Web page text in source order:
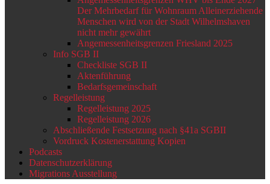
Der Mehrbedarf für Wohnraum Alleinerziehende
Menschen wird von der Stadt Wilhelmshaven
nicht mehr gewährt
Angemessenheitsgrenzen Friesland 2025
Info SGB II
Checkliste SGB II
Aktenführung
Bedarfsgemeinschaft
Regelleistung
Regelleistung 2025
Regelleistung 2026
Abschließende Festsetzung nach §41a SGBII
Vordruck Kostenerstattung Kopien
Podcasts
Datenschutzerklärung
Migrations Ausstellung